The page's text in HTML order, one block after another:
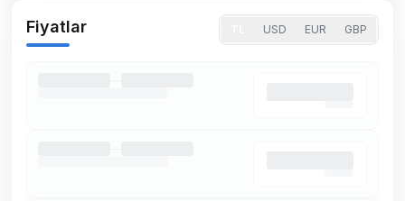
Fiyatlar USD EUR GBP